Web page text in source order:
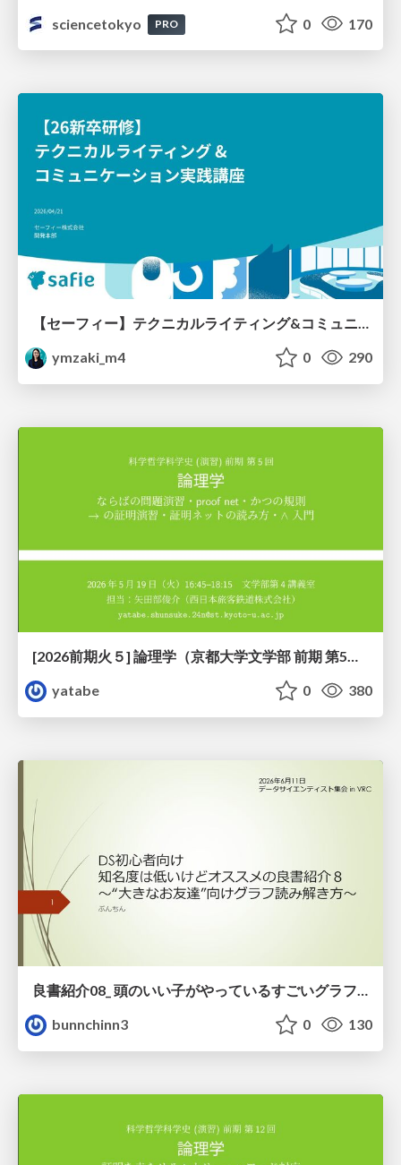
sciencetokyo
PRO 0 170
【セーフィー】テクニカルライティング&コミュニケーション実践講座（26新卒エンジニア向け研修資料）
ymzaki_m4
0 290
[2026前期火５] 論理学（京都大学文学部 前期 第5回）「 ならばの問題演習・proof net・かつの規則」
yatabe
0 380
bunnchinn3
0 130